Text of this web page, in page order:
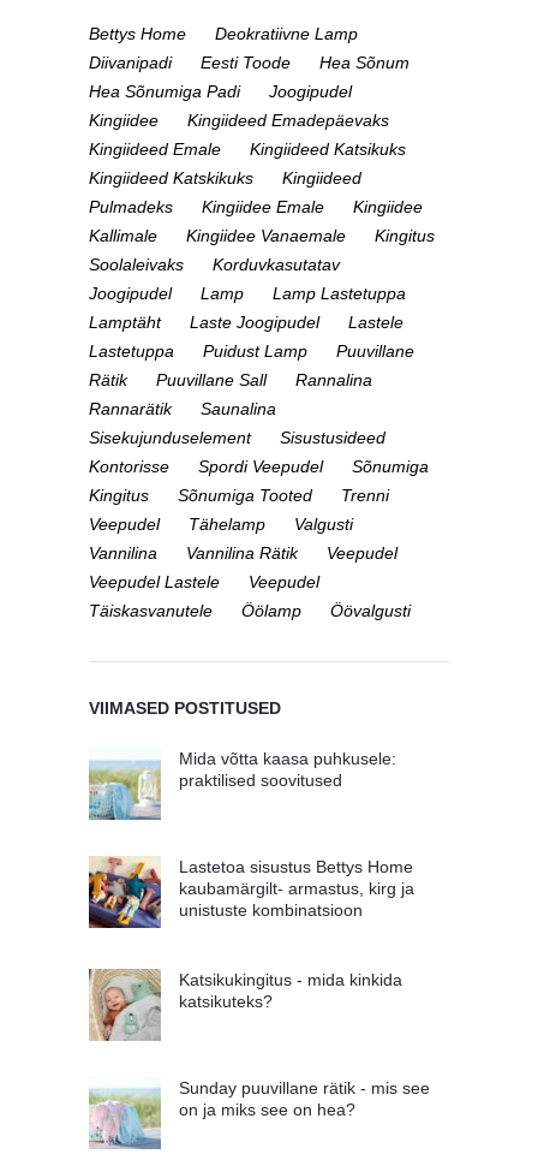
Bettys Home
Deokratiivne Lamp
Diivanipadi
Eesti Toode
Hea Sõnum
Hea Sõnumiga Padi
Joogipudel
Kingiidee
Kingiideed Emadepäevaks
Kingiideed Emale
Kingiideed Katsikuks
Kingiideed Katskikuks
Kingiideed
Pulmadeks
Kingiidee Emale
Kingiidee
Kallimale
Kingiidee Vanaemale
Kingitus
Soolaleivaks
Korduvkasutatav
Joogipudel
Lamp
Lamp Lastetuppa
Lamptäht
Laste Joogipudel
Lastele
Lastetuppa
Puidust Lamp
Puuvillane
Rätik
Puuvillane Sall
Rannalina
Rannarätik
Saunalina
Sisekujunduselement
Sisustusideed
Kontorisse
Spordi Veepudel
Sõnumiga
Kingitus
Sõnumiga Tooted
Trenni
Veepudel
Tähelamp
Valgusti
Vannilina
Vannilina Rätik
Veepudel
Veepudel Lastele
Veepudel
Täiskasvanutele
Öölamp Öövalgusti
VIIMASED POSTITUSED
Mida võtta kaasa puhkusele:
praktilised soovitused
Lastetoa sisustus Bettys Home
kaubamärgilt- armastus, kirg ja
unistuste kombinatsioon
Katsikukingitus - mida kinkida
katsikuteks?
Sunday puuvillane rätik - mis see
on ja miks see on hea?